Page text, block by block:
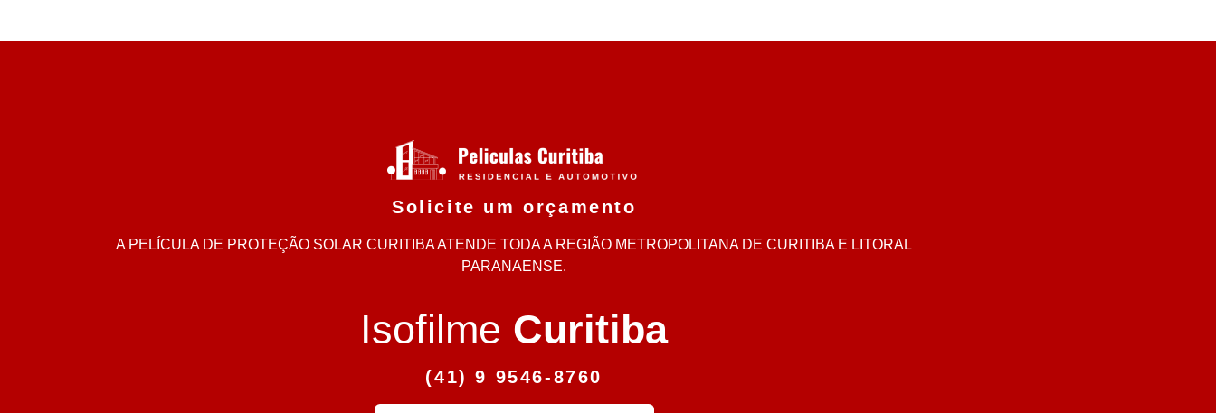
Solicite um orçamento
A PELÍCULA DE PROTEÇÃO SOLAR CURITIBA ATENDE TODA A REGIÃO METROPOLITANA DE CURITIBA E LITORAL
PARANAENSE.
Isofilme Curitiba
(41) 9 9546-8760